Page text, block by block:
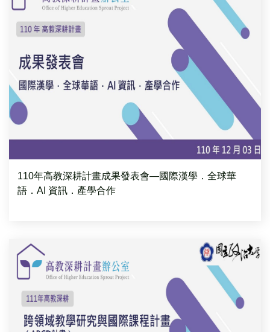
110年高教深耕計畫成果發表會—國際漢學．全球華
語．AI 資訊．產學合作